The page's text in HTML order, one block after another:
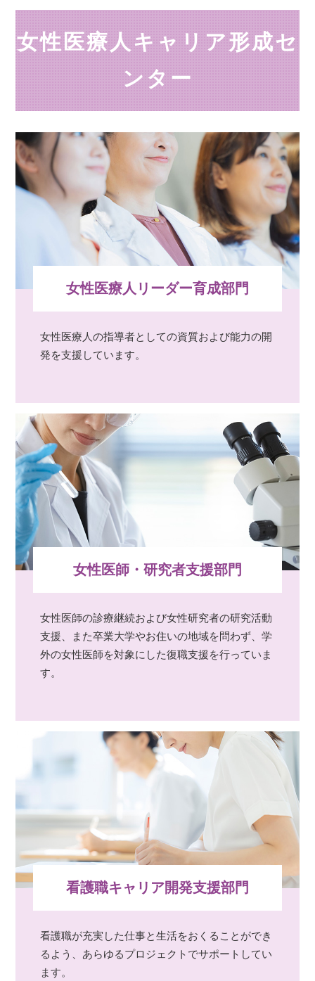
女性医療人キャリア形成セ
ンター
女性医療人リーダー育成部門
女性医療人の指導者としての資質および能力の開
発を支援しています。
女性医師・研究者支援部門
女性医師の診療継続および女性研究者の研究活動
支援、また卒業大学やお住いの地域を問わず、学
外の女性医師を対象にした復職支援を行っていま
す。
看護職キャリア開発支援部門
看護職が充実した仕事と生活をおくることができ
るよう、あらゆるプロジェクトでサポートしてい
ます。